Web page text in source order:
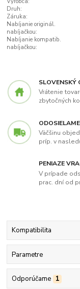
Druh:
Záruka:
Nabíjanie originál.
nabíjačkou:
Nabíjanie kompatib.
nabíjačkou:
SLOVENSKÝ
Vrátenie
zbytočných
Väčšinu
príp. v
PENIAZE
V prípade
prac. dní od
Kompatibilita
Parametre
Odporúčame 1